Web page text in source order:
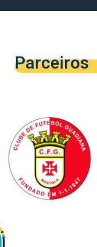
Parceiros